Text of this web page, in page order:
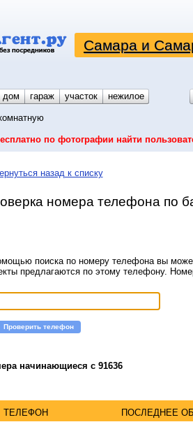
Самара и
койко-место
дом гараж участок
нежилое
по фотографии найти
назад к списку
номера телефона по
поиска по номеру телефона вы
предлагаются по этому телефону.
Проверить телефон
начинающиеся с 91636
ТЕЛЕФОН ПОСЛЕДНЕЕ